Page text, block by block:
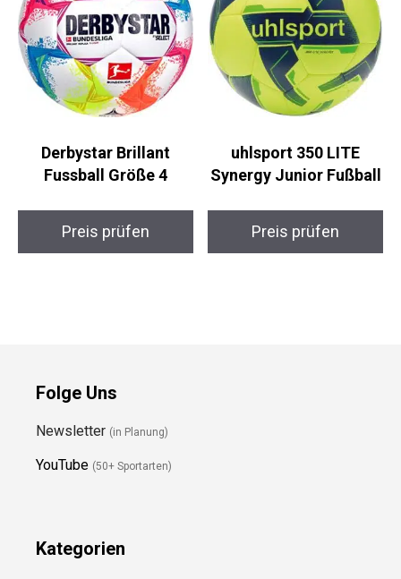
Fussball Größe 4
Synergy Junior
Fußball
Folge Uns